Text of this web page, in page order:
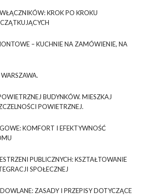
KROK PO KROKU
– KUCHNIE NA ZAMÓWIENIE, NA
BUDYNKÓW. MIESZKAJ
POWIETRZNEJ.
KOMFORT I EFEKTYWNOŚĆ
PUBLICZNYCH: KSZTAŁTOWANIE
SPOŁECZNEJ
ZASADY I PRZEPISY DOTYCZĄCE